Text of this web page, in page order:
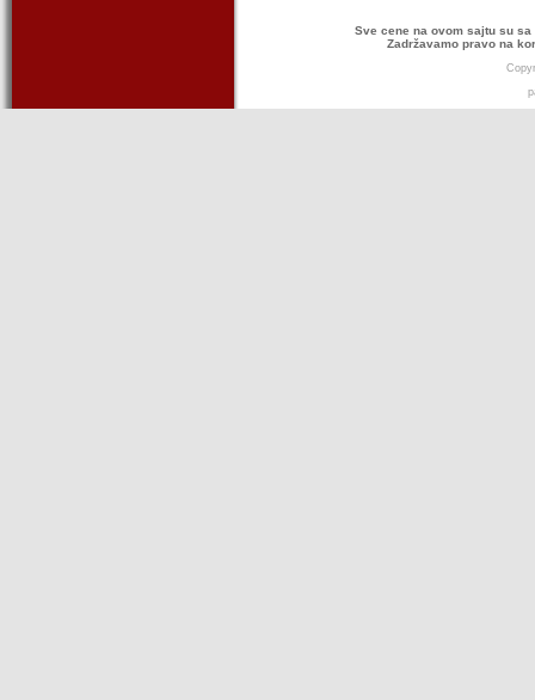
Sve cene na ovom sajtu su
Zadržavamo pravo na